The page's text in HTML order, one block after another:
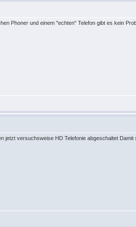
Phoner und einem "echten" Telefon gibt es kein
jetzt versuchsweise HD Telefonie abgeschaltet Damit